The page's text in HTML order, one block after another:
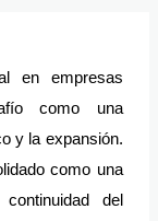
en empresas
como una
y la expansión.
como una
del